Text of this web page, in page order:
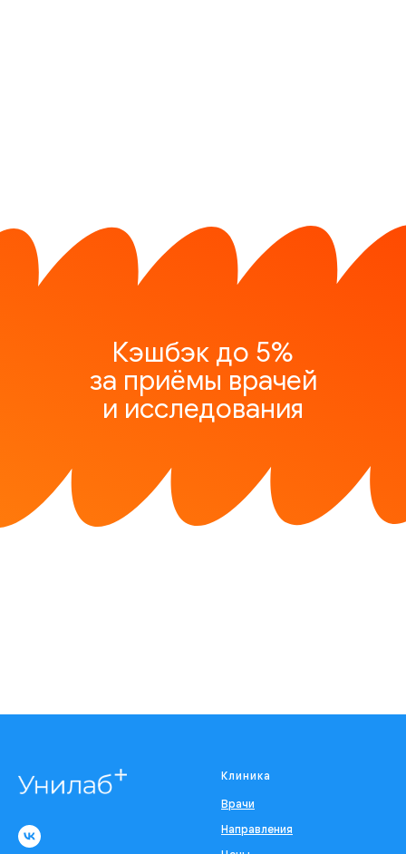
Кэшбэк до 5%
за приёмы врачей
и исследования
Клиника
Врачи
Направления